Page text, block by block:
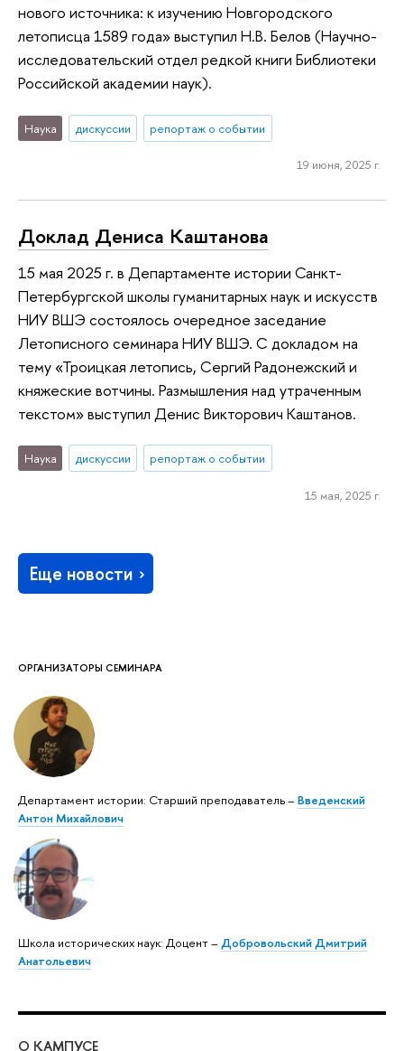
ОРГАНИЗАТОРЫ СЕМИНАРА
Департамент истории: Старший преподаватель – Введенский
Антон Михайлович
Школа исторических наук: Доцент – Добровольский Дмитрий
Анатольевич
нового источника: к изучению Новгородского
летописца 1589 года» выступил Н.В. Белов (Научно-
исследовательский отдел редкой книги Библиотеки
Российской академии наук).
Наука дискуссии репортаж о событии
19 июня, 2025 г.
Доклад Дениса Каштанова
15 мая 2025 г. в Департаменте истории Санкт-
Петербургской школы гуманитарных наук и искусств
НИУ ВШЭ состоялось очередное заседание
Летописного семинара НИУ ВШЭ. С докладом на
тему «Троицкая летопись, Сергий Радонежский и
княжеские вотчины. Размышления над утраченным
текстом» выступил Денис Викторович Каштанов.
Наука дискуссии репортаж о событии
15 мая, 2025 г.
Еще новости
О КАМПУСЕ